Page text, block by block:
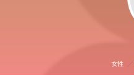
女性